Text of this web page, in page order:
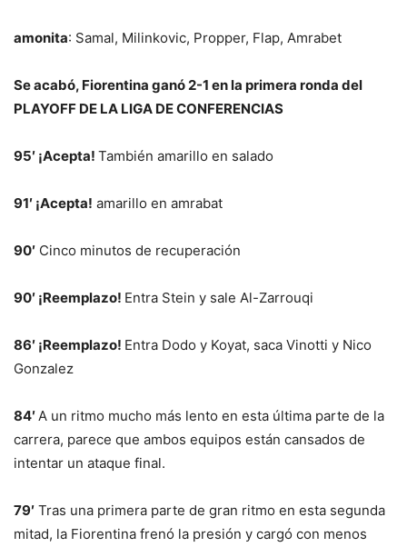
amonita: Samal, Milinkovic, Propper, Flap, Amrabet
Se acabó, Fiorentina ganó 2-1 en la primera ronda del
PLAYOFF DE LA LIGA DE CONFERENCIAS
95′ ¡Acepta! También amarillo en salado
91′ ¡Acepta! amarillo en amrabat
90′ Cinco minutos de recuperación
90′ ¡Reemplazo! Entra Stein y sale Al-Zarrouqi
86′ ¡Reemplazo! Entra Dodo y Koyat, saca Vinotti y Nico
Gonzalez
84′A un ritmo mucho más lento en esta última parte de la
carrera, parece que ambos equipos están cansados ​​de
intentar un ataque final.
79′ Tras una primera parte de gran ritmo en esta segunda
mitad, la Fiorentina frenó la presión y cargó con menos